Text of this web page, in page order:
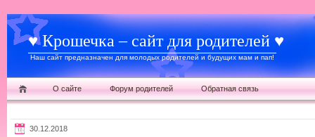
♥ Крошечка – сайт для родителей ♥
Наш сайт предназначен для молодых родителей и будущих мам и пап!
О сайте Форум родителей Обратная связь
30.12.2018